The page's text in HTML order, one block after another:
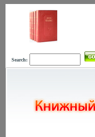
Search: